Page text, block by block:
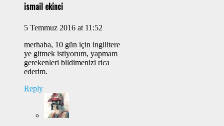
ismail ekinci
5 Temmuz 2016 at 11:52
merhaba, 10 gün için ingilitere
ye gitmek istiyorum, yapmam
gerekenleri bildimenizi rica
ederim.
Reply